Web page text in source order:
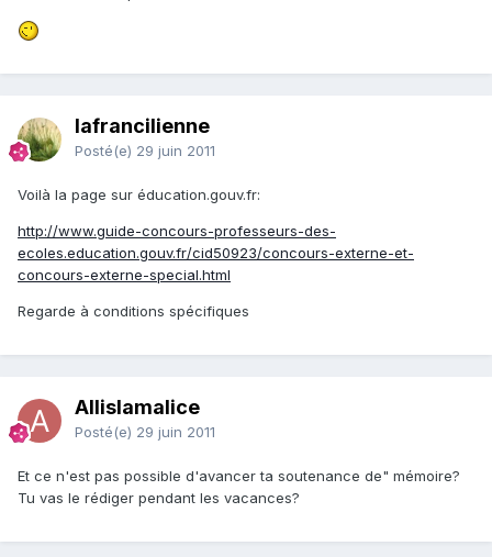
lafrancilienne
Posté(e) 29 juin 2011
Voilà la page sur éducation.gouv.fr:
http://www.guide-concours-professeurs-des-
ecoles.education.gouv.fr/cid50923/concours-externe-et-
concours-externe-special.html
Regarde à conditions spécifiques
Allislamalice
Posté(e) 29 juin 2011
Et ce n'est pas possible d'avancer ta soutenance de" mémoire?
Tu vas le rédiger pendant les vacances?